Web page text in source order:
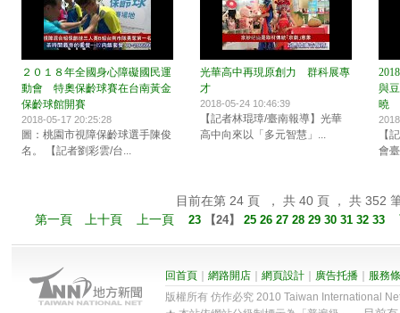
２０１８年全國身心障礙國民運
動會 特奧保齡球賽在台南黃金
保齡球館開賽
2018-05-17 20:25:28
圖：桃園市視障保齡球選手陳俊
名。 【記者劉彩雲/台...
光華高中再現原創力 群科展專
才
2018-05-24 10:46:39
【記者林琨璋/臺南報導】光華
高中向來以「多元智慧」...
與
曉
【
會
目前在第 24 頁 ， 共 40 頁 ， 共 352
第一頁
上十頁 上一頁 23 【24】 25 26 27 28 29 30 31 32 33
回首頁 網路開店 網頁設計 廣告托播
服務
版權所有 仿作必究 2010 Taiwan International